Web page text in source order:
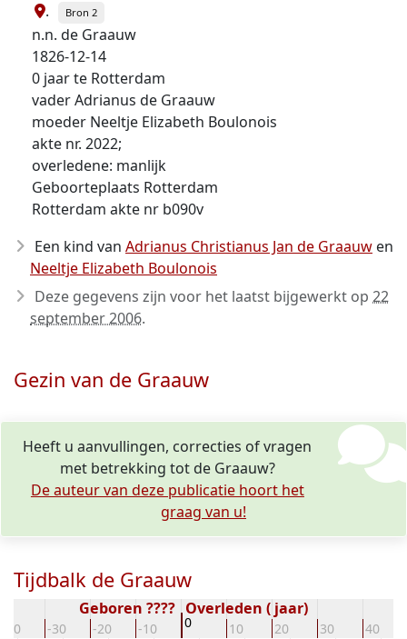
.
Bron 2
n.n. de Graauw
1826-12-14
0 jaar te Rotterdam
vader Adrianus de Graauw
moeder Neeltje Elizabeth Boulonois
akte nr. 2022;
overledene: manlijk
Geboorteplaats Rotterdam
Rotterdam akte nr b090v
Een kind van Adrianus Christianus Jan de Graauw en
Neeltje Elizabeth Boulonois
Deze gegevens zijn voor het laatst bijgewerkt op 22
september 2006.
Gezin van de Graauw
Heeft u aanvullingen, correcties of vragen
met betrekking tot de Graauw?
De auteur van deze publicatie hoort het
graag van u!
Tijdbalk de Graauw
-40 -30 -20 -10 0 10 20 30 40
Geboren ???? Overleden ( jaar)